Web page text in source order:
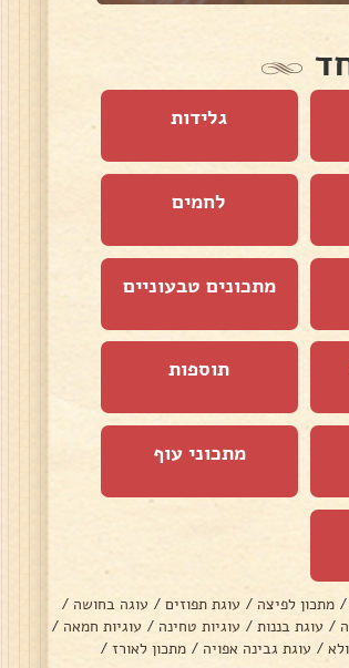
גלידות
לחמים
מתכונים טבעוניים
תוספות
מתכוני עוף
/ מתכון לפיצה / עוגת תפוזים / עוגה בחושה /
/ עוגת בננות / עוגיות טחינה / עוגיות חמאה /
/ עוגת גבינה אפויה / מתכון לאורז /